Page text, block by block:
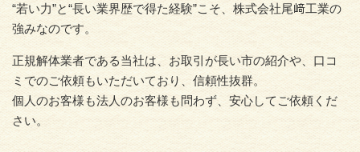
“若い力”と“長い業界歴で得た経験”こそ、株式会社尾﨑工業の
強みなのです。
正規解体業者である当社は、お取引が長い市の紹介や、口コ
ミでのご依頼もいただいており、信頼性抜群。
個人のお客様も法人のお客様も問わず、安心してご依頼くだ
さい。